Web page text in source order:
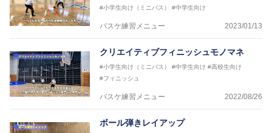
#小学生向け（ミニバス）
#中学生向け
バスケ練習メニュー 2023/01/13
クリエイティブフィニッシュモノマネ
#小学生向け（ミニバス） #中学生向け #高校生向け
#フィニッシュ
バスケ練習メニュー 2022/08/26
ボール弾きレイアップ